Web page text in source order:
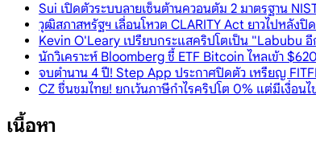
Sui เปิดตัวระบบลายเซ็นต้านควอนตัม 2 มาตรฐาน
วุฒิสภาสหรัฐฯ เลื่อนโหวต CLARITY Act ยาวไปหลัง
Kevin O'Leary เปรียบกระแสคริปโตเป็น "Labubu อี
นักวิเคราะห์ Bloomberg ชี้ ETF Bitcoin ไหลเข้า
จบตำนาน 4 ปี! Step App ประกาศปิดตัว เหรียญ
CZ ชื่นชมไทย! ยกเว้นภาษีกำไรคริปโต 0% แต่มีเงื่อน
เนื้อหา